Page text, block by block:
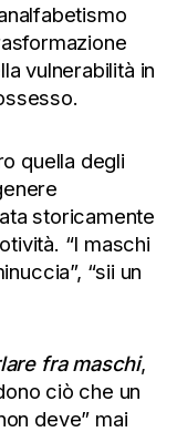
vulnerabilità in
quella degli
storicamente
“I maschi
“sii un
fra maschi,
ciò che un
deve” mai